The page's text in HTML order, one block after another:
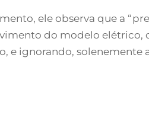
ele observa que a
do modelo elétrico,
e ignorando, solenemente